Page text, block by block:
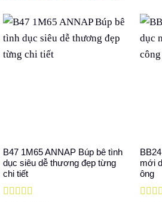
B47 1M65 ANNAP Búp bê tình
dục siêu dễ thương đẹp từng
chi tiết
mới
ông